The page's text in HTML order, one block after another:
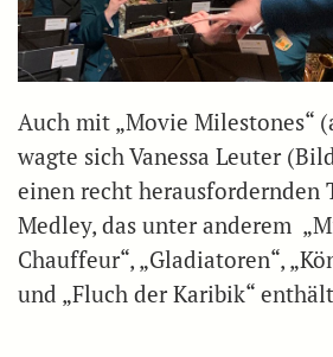
Auch mit „Movie Milestones“
wagte sich Vanessa Leuter
einen recht herausfordernden
Medley, das unter anderem
Chauffeur“, „Gladiatoren“,
und „Fluch der Karibik“